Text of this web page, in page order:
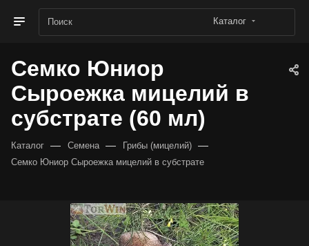
Каталог
Семко Юниор
Сыроежка мицелий в
субстрате (60 мл)
Каталог — Семена — Грибы (мицелий) —
Семко Юниор Сыроежка мицелий в субстрате